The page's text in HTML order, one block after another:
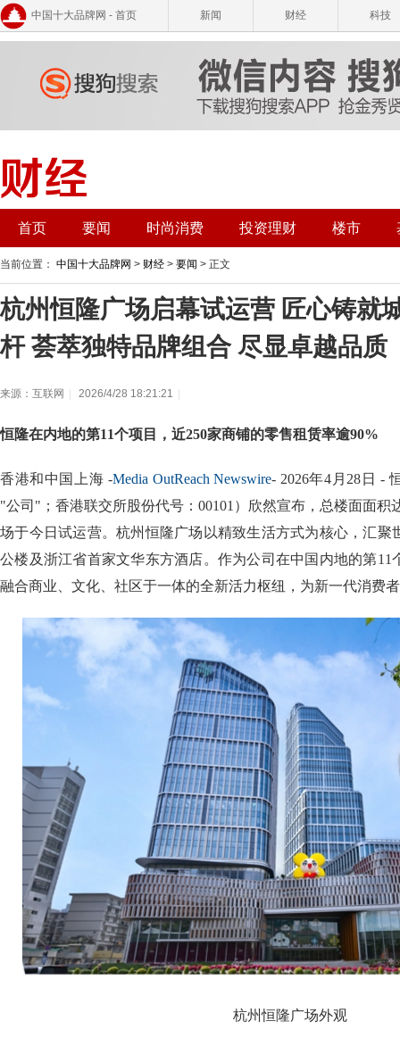
中国十大品牌网 - 首页 新闻 财经 科技
首页 要闻 时尚消费 投资理财 楼市
当前位置： 中国十大品牌网 > 财经 > 要闻 > 正文
杭州恒隆广场启幕试运营 匠心铸就
杆 荟萃独特品牌组合 尽显卓越品质
来源：互联网 2026/4/28 18:21:21
恒隆在内地的第11个项目，近250家商铺的零售租赁率逾90%
香港和中国上海 -Media OutReach Newswire- 2026年4月28日 -
"公司"；香港联交所股份代号：00101）欣然宣布，总楼面面积
场于今日试运营。杭州恒隆广场以精致生活方式为核心，汇聚
公楼及浙江省首家文华东方酒店。作为公司在中国内地的第11
融合商业、文化、社区于一体的全新活力枢纽，为新一代消费
杭州恒隆广场外观